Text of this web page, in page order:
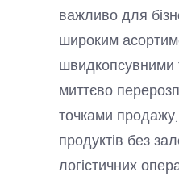
важливо для
широким
миттєво
точками продажу,
продуктів без
логістичних